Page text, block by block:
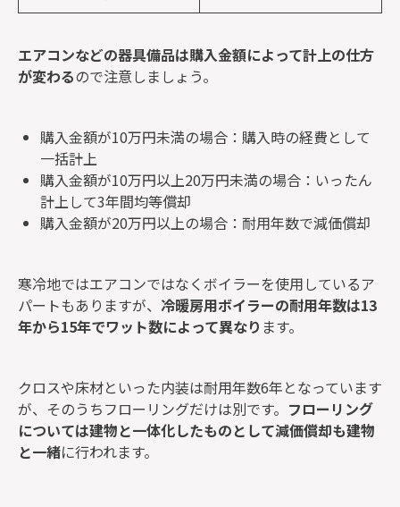
エアコンなどの器具備品は購入金額によって計上の仕方
が変わるので注意しましょう。
購入金額が10万円未満の場合：購入時の経費として
一括計上
購入金額が10万円以上20万円未満の場合：いったん
計上して3年間均等償却
購入金額が20万円以上の場合：耐用年数で減価償却
寒冷地ではエアコンではなくボイラーを使用しているア
パートもありますが、 冷暖房用ボイラーの耐用年数は13
年から15年でワット数によって異なり ます。
クロスや床材といった内装は耐用年数6年となっています
が、そのうちフローリングだけは別です。 フローリング
については建物と一体化したものとして減価償却も建物
と一緒に行われます。